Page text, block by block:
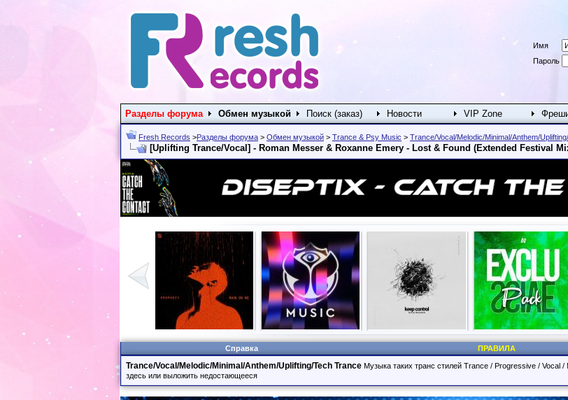
Имя
Пароль
Разделы форума Обмен музыкой Поиск (заказ) Новости VIP Zone
Fresh Records >Разделы форума > Обмен музыкой > Trance & Psy Music > Trance/Vocal/Melodic/Minimal/Anthem/
[Uplifting Trance/Vocal] - Roman Messer & Roxanne Emery - Lost & Found (Extended Festival
Справка ПРАВИЛА
Trance/Vocal/Melodic/Minimal/Anthem/Uplifting/Tech Trance Музыка таких транс стилей Trance / Progressive / Vocal
здесь или выложить недостающееся